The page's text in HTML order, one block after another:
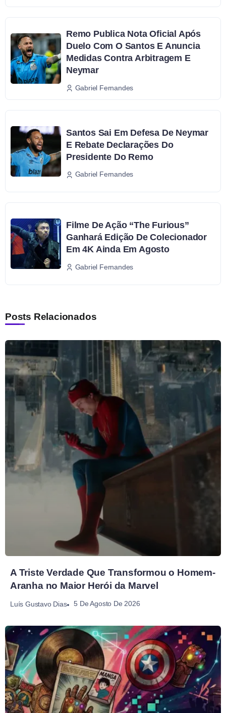
Remo Publica Nota Oficial Após
Duelo Com O Santos E Anuncia
Medidas Contra Arbitragem E
Neymar
Gabriel Fernandes
Santos Sai Em Defesa De Neymar
E Rebate Declarações Do
Presidente Do Remo
Gabriel Fernandes
Filme De Ação “The Furious”
Ganhará Edição De Colecionador
Em 4K Ainda Em Agosto
Gabriel Fernandes
Posts Relacionados
A Triste Verdade Que Transformou o Homem-
Aranha no Maior Herói da Marvel
Luís Gustavo Dias 5 De Agosto De 2026